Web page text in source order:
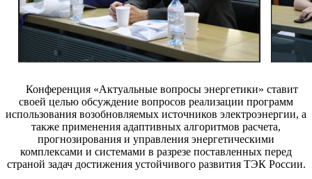
Конференция «Актуальные вопросы энергетики» ставит
своей целью обсуждение вопросов реализации программ
использования возобновляемых источников электроэнергии, а
также применения адаптивных алгоритмов расчета,
прогнозирования и управления энергетическими
комплексами и системами в разрезе поставленных перед
страной задач достижения устойчивого развития ТЭК России.